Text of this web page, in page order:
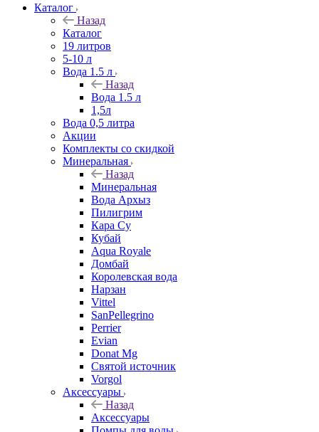
Каталог
Назад
Каталог
19 литров
5-10 л
Вода 1.5 л
Назад
Вода 1.5 л
1,5л
Вода 0,5 литра
Акции
Комплекты со скидкой
Минеральная
Назад
Минеральная
Вода Архыз
Пилигрим
Кара Су
Кубай
Aqua Royale
Домбай
Королевская вода
Нарзан
Vittel
SanPellegrino
Perrier
Evian
Donat Mg
Святой источник
Vorgol
Аксессуары
Назад
Аксессуары